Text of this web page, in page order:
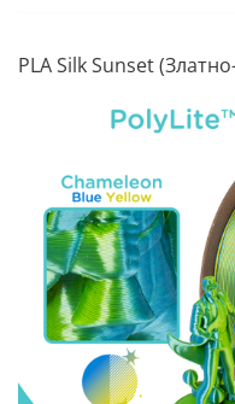
PLA Silk Sunset